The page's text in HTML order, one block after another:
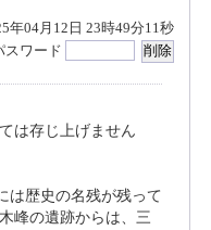
年04月12日 23時49分11秒
スワード
は存じ上げません
は歴史の名残が残って
峰の遺跡からは、三